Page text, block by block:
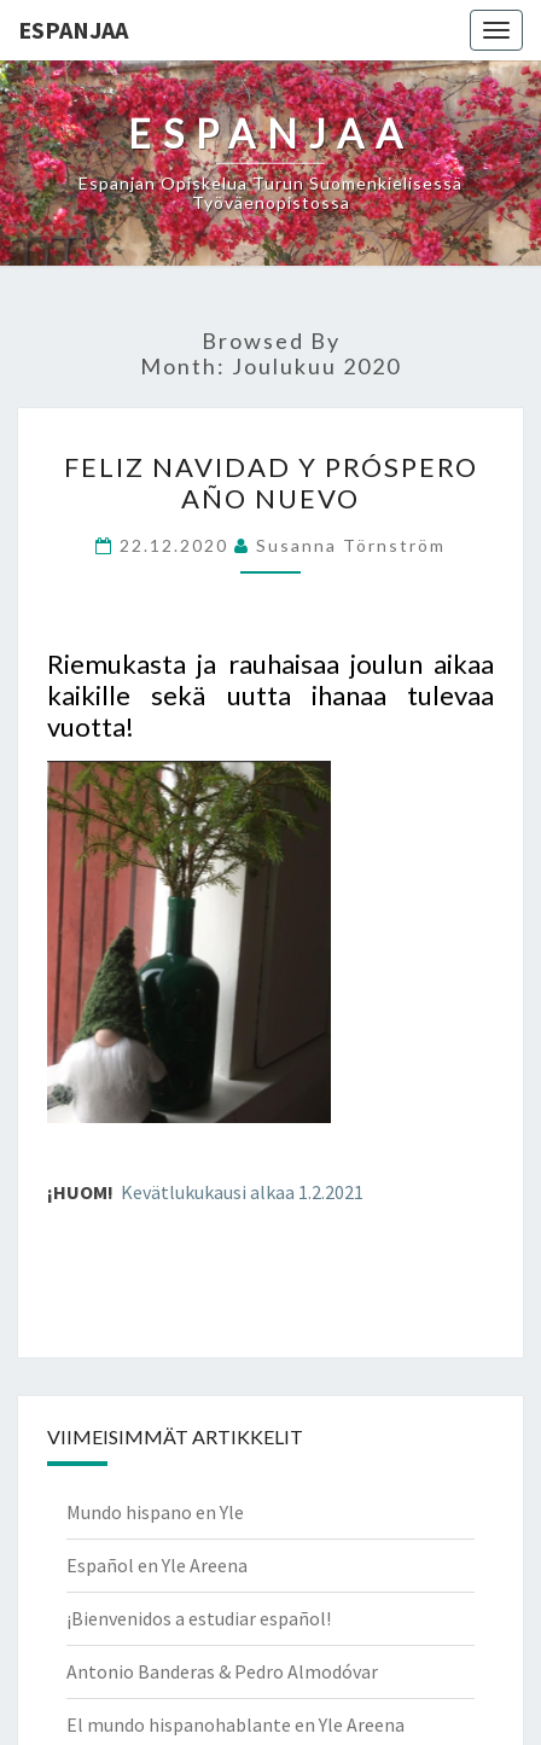
ESPANJAA
ESPANJAA
Espanjan Opiskelua Turun Suomenkielisessä
Työväenopistossa
Browsed By
Month: Joulukuu 2020
NAVIDAD
Y
PRÓSPERO
AÑO
FELIZ NAVIDAD Y PRÓSPERO
AÑO NUEVO
22.12.2020 Susanna Törnström
Riemukasta ja rauhaisaa joulun aikaa
kaikille sekä uutta ihanaa tulevaa
vuotta!
¡HUOM! Kevätlukukausi alkaa 1.2.2021
VIIMEISIMMÄT ARTIKKELIT
Mundo hispano en Yle
Español en Yle Areena
¡Bienvenidos a estudiar español!
Antonio Banderas & Pedro Almodóvar
El mundo hispanohablante en Yle Areena